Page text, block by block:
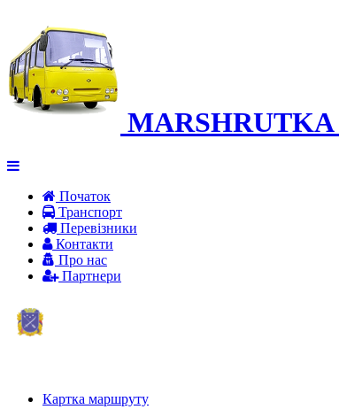
MARSHRUTKA
Початок
Транспорт
Перевiзники
Контакти
Про нас
Партнери
Картка маршруту